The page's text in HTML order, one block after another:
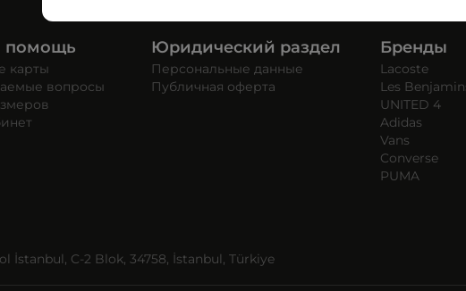
помощь
карты
вопросы
Юридический раздел
Персональные данные
Публичная оферта
Бренды
Lacoste
Les
UNITED 4
Adidas
Vans
Converse
PUMA
İstanbul, C-2 Blok, 34758, İstanbul, Türkiye